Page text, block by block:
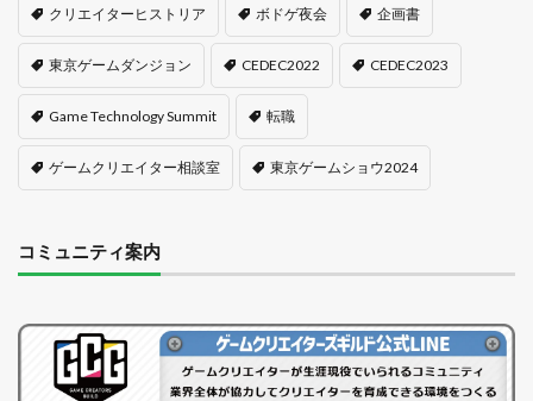
クリエイターヒストリア ボドゲ夜会 企画書
東京ゲームダンジョン CEDEC2022 CEDEC2023
Game Technology Summit 転職
ゲームクリエイター相談室 東京ゲームショウ2024
コミュニティ案内